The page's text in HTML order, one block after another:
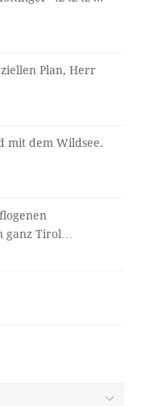
Plan, Herr
mit dem Wildsee.
ganz Tirol…